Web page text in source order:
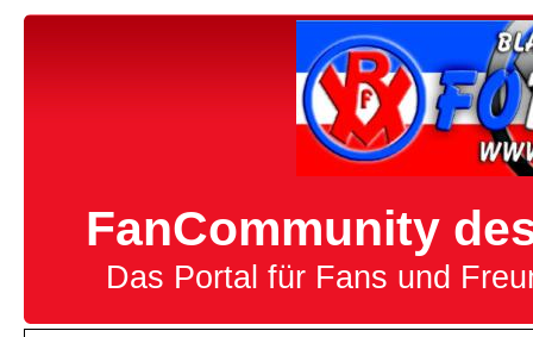
FanCommunity
Das Portal für Fans und